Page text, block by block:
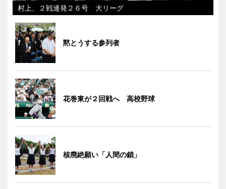
村上、２戦連発２６号 大リーグ
黙とうする参列者
花巻東が２回戦へ 高校野球
核廃絶願い「人間の鎖」